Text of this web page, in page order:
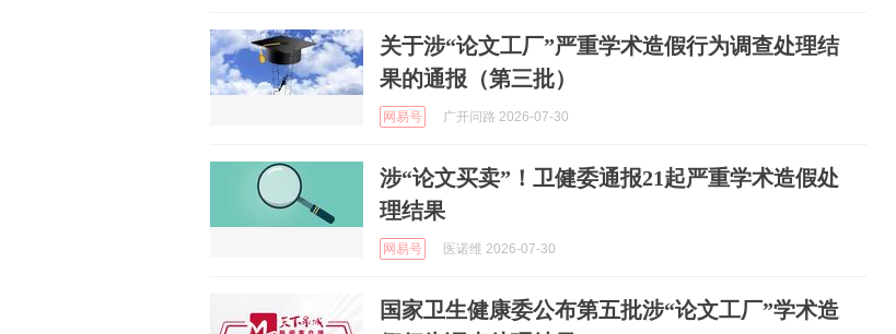
关于涉“论文工厂”严重学术造假行为调查处理结
果的通报（第三批）
网易号 广开问路 2026-07-30
涉“论文买卖”！卫健委通报21起严重学术造假处
理结果
网易号 医诺维 2026-07-30
国家卫生健康委公布第五批涉“论文工厂”学术造